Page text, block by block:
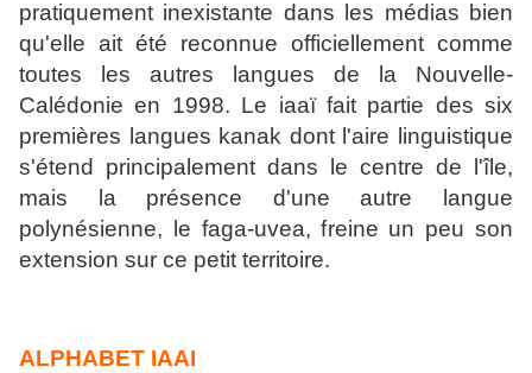
pratiquement inexistante dans les médias bien
qu'elle ait été reconnue officiellement comme
toutes les autres langues de la Nouvelle-
Calédonie en 1998. Le iaaï fait partie des six
premières langues kanak dont l'aire linguistique
s'étend principalement dans le centre de l'île,
mais la présence d'une autre langue
polynésienne, le faga-uvea, freine un peu son
extension sur ce petit territoire.
ALPHABET IAAI